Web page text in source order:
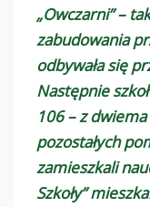
„Owczarni” –
zabudowania
odbywała się
Następnie
106 – z
pozostałych
zamieszkali
Szkoły”